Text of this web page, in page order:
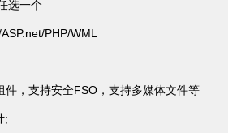
选一个
PHP/WML
件，支持安全FSO，支持多媒体文件等
;